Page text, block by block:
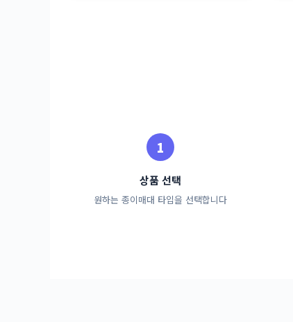
상품 선택
원하는 종이매대 타입을 선택합니다